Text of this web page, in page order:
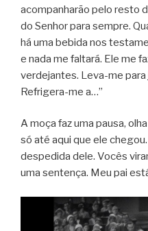
acompanharão pelo resto
do Senhor para sempre.
há uma bebida nos
e nada me faltará. Ele me
verdejantes. Leva-me
Refrigera-me a…”
A moça faz uma pausa,
só até aqui que ele
despedida dele. Vocês
uma sentença. Meu pai